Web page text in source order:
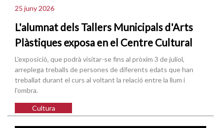
25 juny 2026
L'alumnat dels Tallers Municipals d'Arts
Plàstiques exposa en el Centre Cultural
L'exposició, que podrà visitar-se fins al pròxim 3 de juliol,
arreplega treballs de persones de diferents edats que han
treballat durant el curs al voltant la relació entre la llum i
l'ombra.
Cultura